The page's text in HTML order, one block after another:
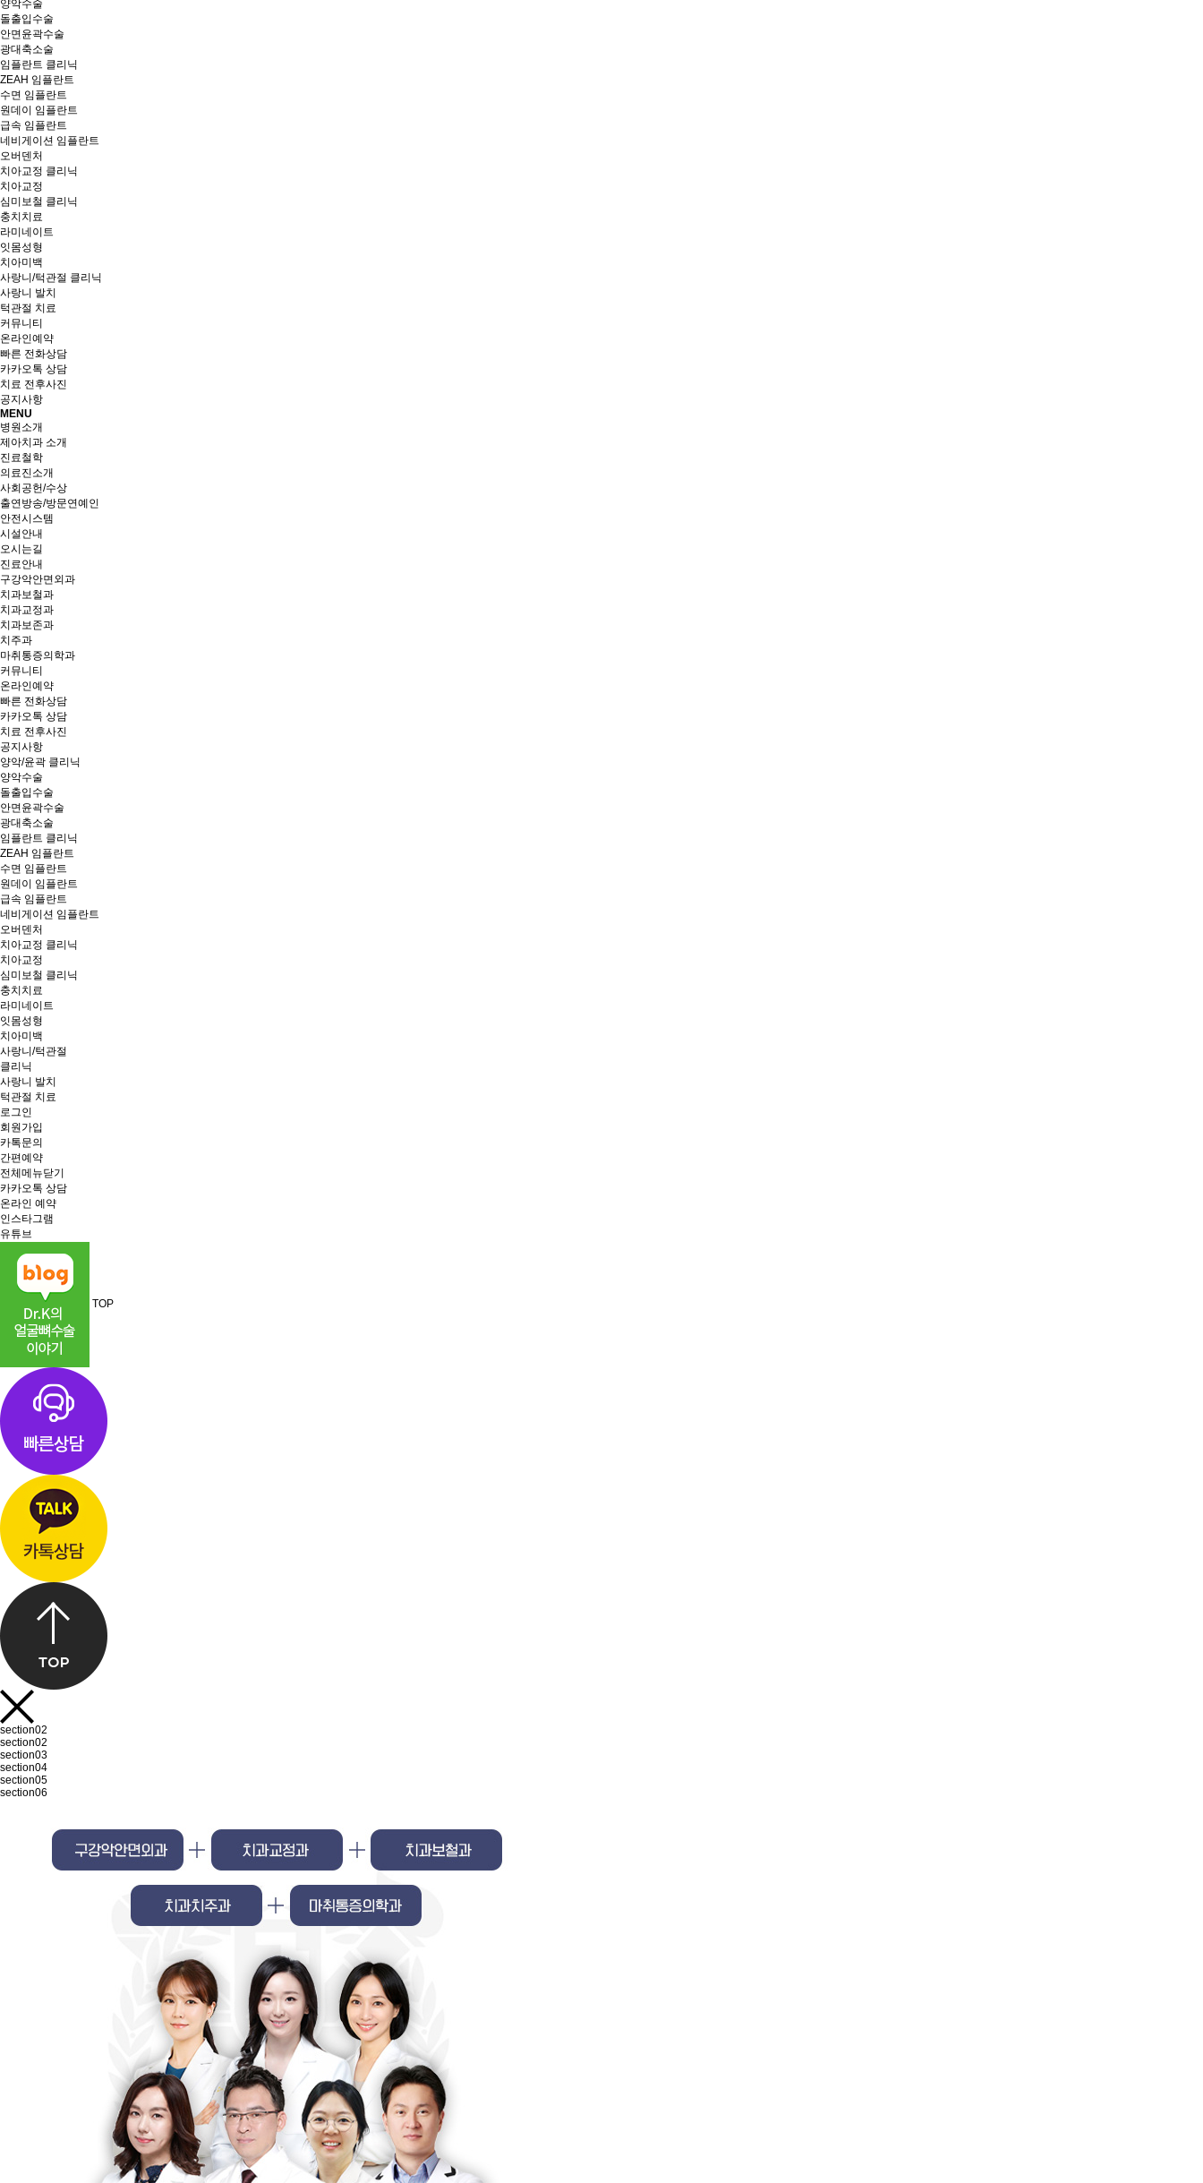
양악수술
돌출입수술
안면윤곽수술
광대축소술
임플란트 클리닉
ZEAH 임플란트
수면 임플란트
원데이 임플란트
급속 임플란트
네비게이션 임플란트
오버덴처
치아교정 클리닉
치아교정
심미보철 클리닉
충치치료
라미네이트
잇몸성형
치아미백
사랑니/턱관절 클리닉
사랑니 발치
턱관절 치료
커뮤니티
온라인예약
빠른 전화상담
카카오톡 상담
치료 전후사진
공지사항
MENU
병원소개
제아치과 소개
진료철학
의료진소개
사회공헌/수상
출연방송/방문연예인
안전시스템
시설안내
오시는길
진료안내
구강악안면외과
치과보철과
치과교정과
치과보존과
치주과
마취통증의학과
커뮤니티
온라인예약
빠른 전화상담
카카오톡 상담
치료 전후사진
공지사항
양악/윤곽 클리닉
양악수술
돌출입수술
안면윤곽수술
광대축소술
임플란트 클리닉
ZEAH 임플란트
수면 임플란트
원데이 임플란트
급속 임플란트
네비게이션 임플란트
오버덴처
치아교정 클리닉
치아교정
심미보철 클리닉
충치치료
라미네이트
잇몸성형
치아미백
사랑니/턱관절
클리닉
사랑니 발치
턱관절 치료
로그인
회원가입
카톡문의
간편예약
전체메뉴닫기
카카오톡 상담
온라인 예약
인스타그램
유튜브
TOP
section02
section02
section03
section04
section05
section06